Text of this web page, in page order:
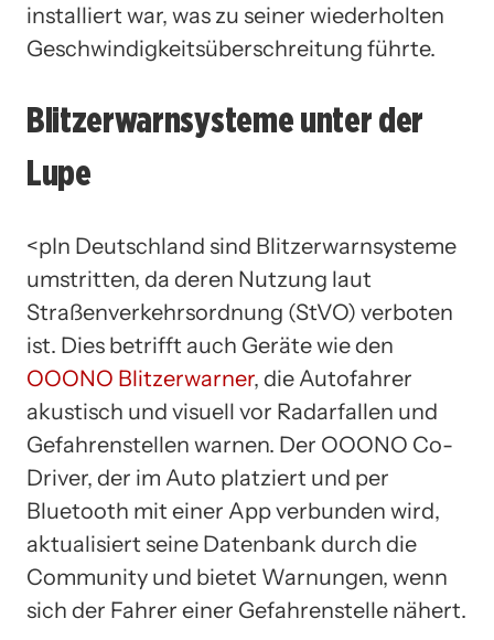
installiert war, was zu seiner wiederholten
Geschwindigkeitsüberschreitung führte.
Blitzerwarnsysteme unter der
Lupe
<pIn Deutschland sind Blitzerwarnsysteme
umstritten, da deren Nutzung laut
Straßenverkehrsordnung (StVO) verboten
ist. Dies betrifft auch Geräte wie den
OOONO Blitzerwarner, die Autofahrer
akustisch und visuell vor Radarfallen und
Gefahrenstellen warnen. Der OOONO Co-
Driver, der im Auto platziert und per
Bluetooth mit einer App verbunden wird,
aktualisiert seine Datenbank durch die
Community und bietet Warnungen, wenn
sich der Fahrer einer Gefahrenstelle nähert.